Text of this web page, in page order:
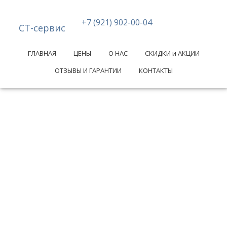
СТ-сервис +7 (921) 902-00-04
ГЛАВНАЯ ЦЕНЫ О НАС
СКИДКИ и АКЦИИ
ОТЗЫВЫ И ГАРАНТИИ
КОНТАКТЫ